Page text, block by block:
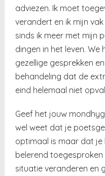
adviezen. Ik moet
verandert en ik mijn
sinds ik meer met mijn
dingen in het leven.
gezellige gesprekken
behandeling dat de
eind helemaal niet
Geef het jouw
wel weet dat je
optimaal is maar dat je
belerend
situatie veranderen en